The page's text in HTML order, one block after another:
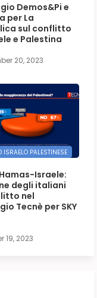
Demos&Pi e
per La
sul conflitto
e Palestina
20, 2023
ISRAELO PALESTINESE
Israele:
degli italiani
nel
Tecnè per SKY
19, 2023